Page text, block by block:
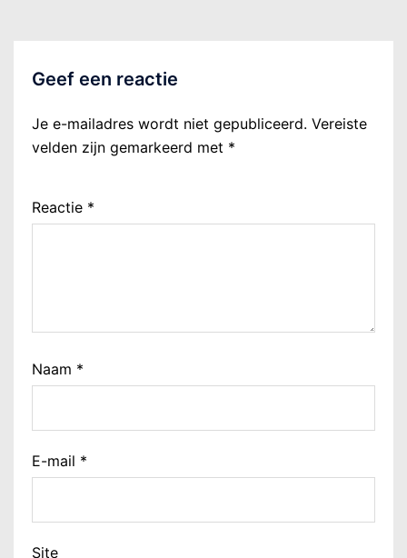
Geef een reactie
Je e-mailadres wordt niet gepubliceerd. Vereiste
velden zijn gemarkeerd met *
Reactie *
Naam *
E-mail *
Site